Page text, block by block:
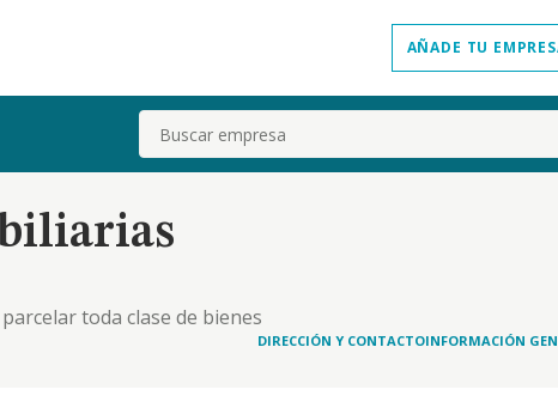
AÑADE TU
Buscar
toda clase de bienes
explotar y administrar tales bienes,
DIRECCIÓN Y CONTACTOINFORMACIÓN